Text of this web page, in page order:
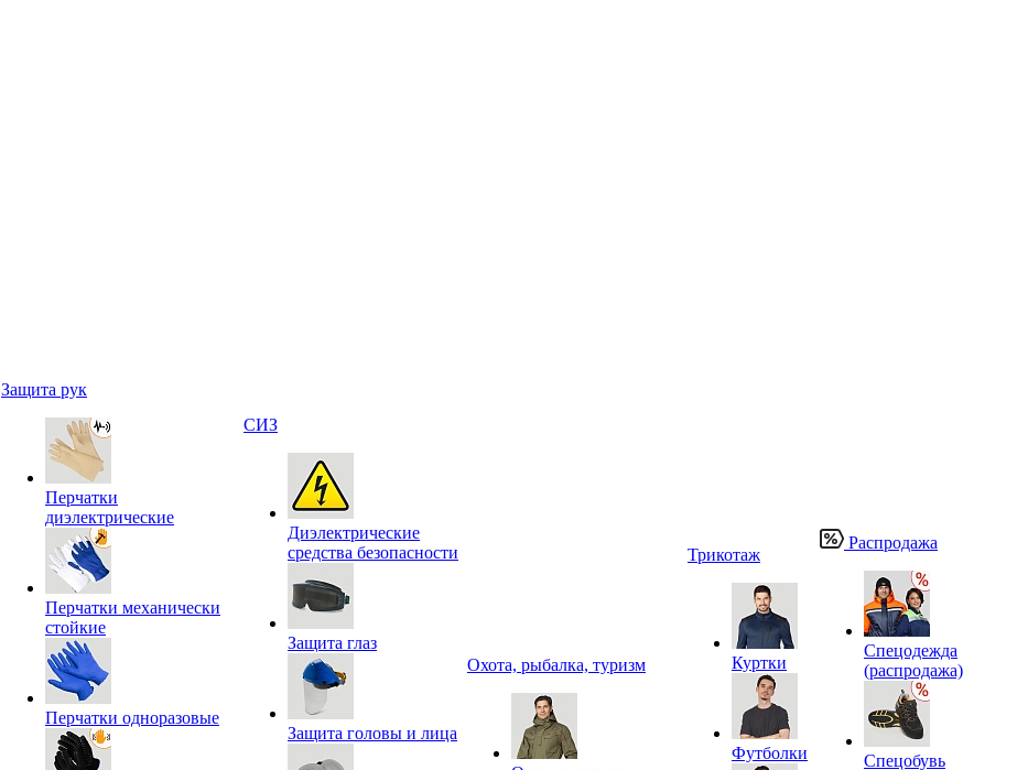
Защита рук
Перчатки
диэлектрические
Перчатки механически
стойкие
Перчатки одноразовые
СИЗ
Диэлектрические
средства безопасности
Защита глаз
Защита головы и лица
Охота, рыбалка, туризм
Трикотаж
Куртки
Футболки
Распродажа
Спецодежда
(распродажа)
Спецобувь